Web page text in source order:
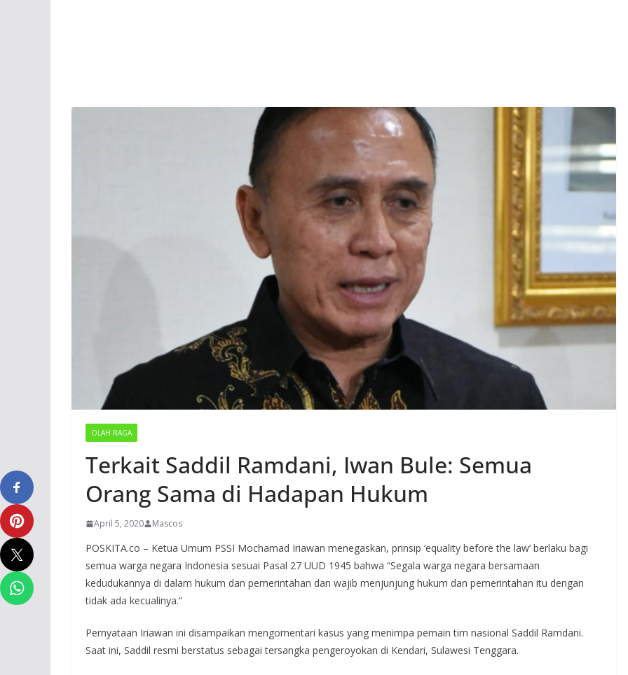
OLAH RAGA
Terkait Saddil Ramdani, Iwan Bule: Semua
Orang Sama di Hadapan Hukum
April 5, 2020 Mascos
POSKITA.co – Ketua Umum PSSI Mochamad Iriawan menegaskan, prinsip ‘equality before the law’ berlaku bagi
semua warga negara Indonesia sesuai Pasal 27 UUD 1945 bahwa “Segala warga negara bersamaan
kedudukannya di dalam hukum dan pemerintahan dan wajib menjunjung hukum dan pemerintahan itu dengan
tidak ada kecualinya.”
Pernyataan Iriawan ini disampaikan mengomentari kasus yang menimpa pemain tim nasional Saddil Ramdani.
Saat ini, Saddil resmi berstatus sebagai tersangka pengeroyokan di Kendari, Sulawesi Tenggara.